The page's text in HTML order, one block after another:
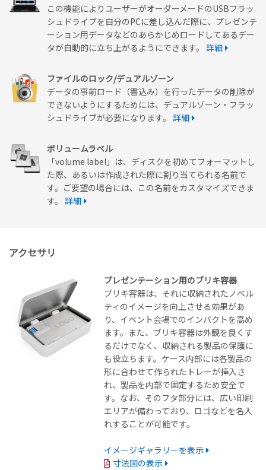
この機能によりユーザーがオーダーメードのUSBフラッ
シュドライブを自分のPCに差し込んだ際に、プレゼンテ
ーション用データなどのあらかじめロードしてあるデー
タが自動的に立ち上がるようにできます。 詳細
ファイルのロック/デュアルゾーン
データの事前ロード（書込み）を行ったデータの削除が
できないようにするためには、デュアルゾーン・フラッ
シュドライブが必要になります。 詳細
ボリュームラベル
「volume label」は、ディスクを初めてフォーマットし
た際、あるいは作成された際に割り当てられる名前で
す。ご要望の場合には、この名前をカスタマイズできま
す。 詳細
アクセサリ
プレゼンテーション用のブリキ容器
ブリキ容器は、それに収納されたノベル
ティのイメージを向上させる効果があ
り、イベント会場でのインパクトを高め
ます。また、ブリキ容器は外観を良くす
るだけでなく、収納される製品の保護に
も役立ちます。ケース内部には各製品の
形に合わせて作られたトレーが挿入さ
れ、製品を内部で固定するため安全で
す。なお、そのフタ部分には、広い印刷
エリアが備わっており、ロゴなどを名入
れすることが可能です。
イメージギャラリーを表示
寸法図の表示